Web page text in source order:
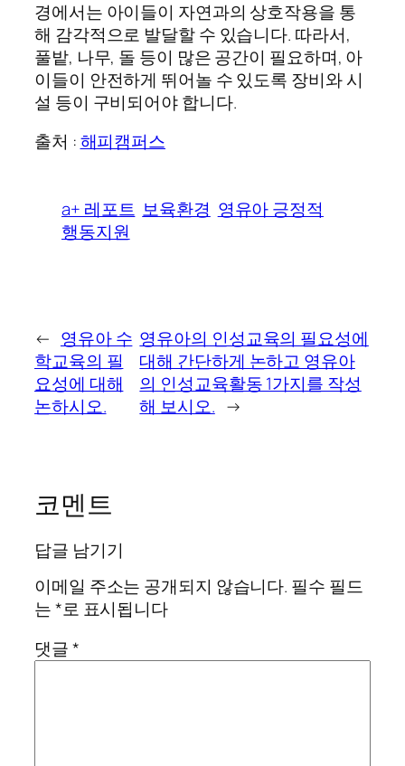
경에서는 아이들이 자연과의 상호작용을 통
해 감각적으로 발달할 수 있습니다. 따라서,
풀밭, 나무, 돌 등이 많은 공간이 필요하며, 아
이들이 안전하게 뛰어놀 수 있도록 장비와 시
설 등이 구비되어야 합니다.
출처 :해피캠퍼스
a+ 레포트 보육환경 영유아 긍정적
행동지원
← 영유아 수
학교육의 필
요성에 대해
논하시오.
영유아의 인성교육의 필요성에
대해 간단하게 논하고 영유아
의 인성교육활동 1가지를 작성
해 보시오. →
코멘트
답글 남기기
이메일 주소는 공개되지 않습니다. 필수 필드
는*로 표시됩니다
댓글*